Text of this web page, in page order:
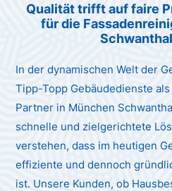
Qualität trifft auf faire
für die
In der dynamischen Welt der
Tipp-Topp Gebäudedienste
Partner in München
schnelle und zielgerichtete
verstehen, dass im heutigen
effiziente und dennoch
ist. Unsere Kunden, ob